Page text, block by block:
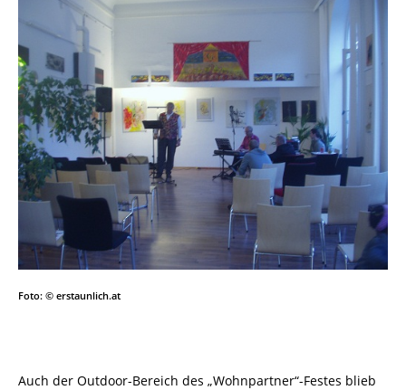
Foto: © erstaunlich.at
Auch der Outdoor-Bereich des „Wohnpartner“-Festes blieb